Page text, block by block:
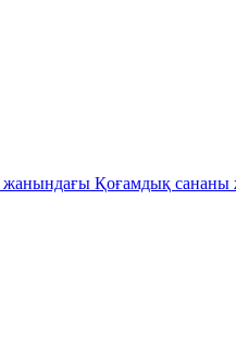
жанындағы Қоғамдық